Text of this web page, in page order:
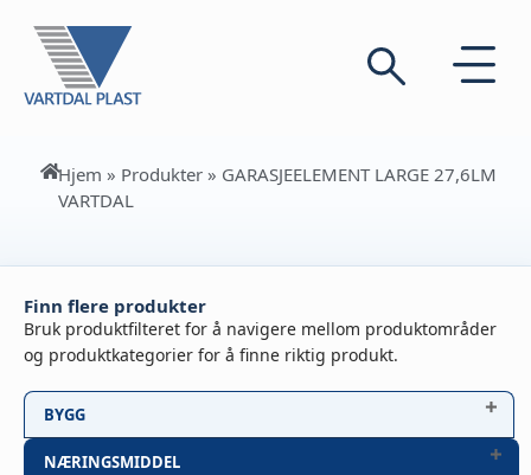
Hjem » Produkter» GARASJEELEMENT LARGE 27,6LM
VARTDAL
Finn flere produkter
Bruk produktfilteret for å navigere mellom produktområder
og produktkategorier for å finne riktig produkt.
BYGG
NÆRINGSMIDDEL